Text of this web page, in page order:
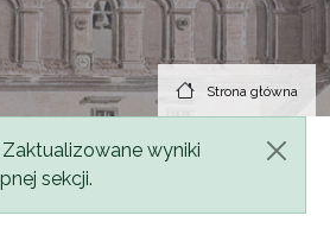
Strona główna
wyniki
sekcji.